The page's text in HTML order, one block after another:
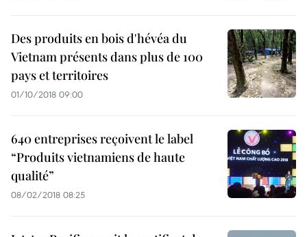
Des produits en bois d​'hévéa du
Vietnam présents dans plus de 100
pays et territoires
01/10/2018 09:00
640 entreprises reçoivent le label
“Produits vietnamiens de haute
qualité”
08/02/2018 08:25